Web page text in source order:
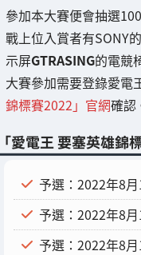
參加本大賽便會抽選
戰上位入賞者有SONY
示屏GTRASING的電競
大賽參加需要登錄愛電
錦標賽2022」官網確認
「愛電王 要塞英雄錦
予選：2022年8
予選：2022年8
予選：2022年8